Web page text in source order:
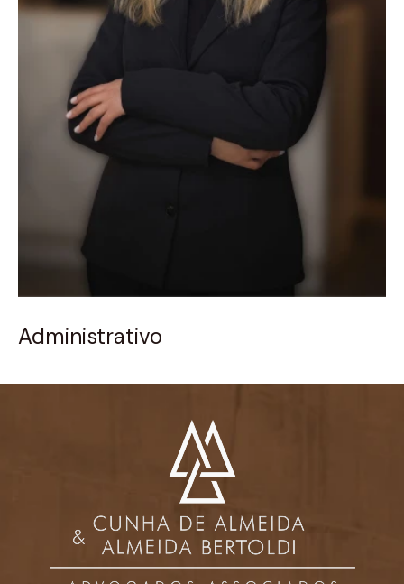
Administrativo